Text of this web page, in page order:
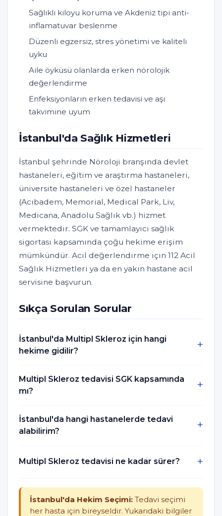
Sağlıklı kiloyu koruma ve Akdeniz tipi anti-
inflamatuvar beslenme
Düzenli egzersiz, stres yönetimi ve kaliteli
uyku
Aile öyküsü olanlarda erken nörolojik
değerlendirme
Enfeksiyonların erken tedavisi ve aşı
takvimine uyum
İstanbul'da Sağlık Hizmetleri
İstanbul şehrinde Nöroloji branşında devlet
hastaneleri, eğitim ve araştırma hastaneleri,
üniversite hastaneleri ve özel hastaneler
(Acıbadem, Memorial, Medical Park, Liv,
Medicana, Anadolu Sağlık vb.) hizmet
vermektedir. SGK ve tamamlayıcı sağlık
sigortası kapsamında çoğu hekime erişim
mümkündür. Acil değerlendirme için 112 Acil
Sağlık Hizmetleri ya da en yakın hastane acil
servisine başvurun.
Sıkça Sorulan Sorular
İstanbul'da Multipl Skleroz için hangi
hekime gidilir?
Multipl Skleroz tedavisi SGK kapsamında
mı?
İstanbul'da hangi hastanelerde tedavi
alabilirim?
Multipl Skleroz tedavisi ne kadar sürer?
İstanbul'da Hekim Seçimi: Tedavi seçimi
her hasta için bireyseldir. Yukarıdaki bilgiler